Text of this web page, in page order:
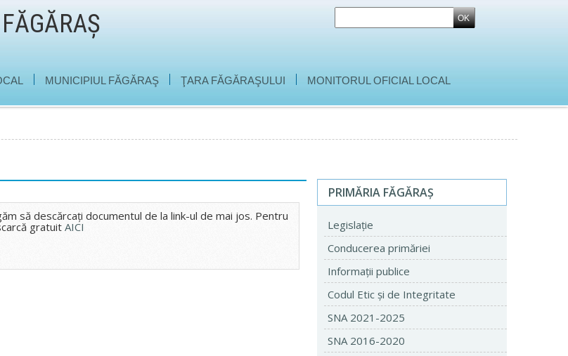
MUNICIPIUL FĂGĂRAŞ ŢARA FĂGĂRAŞULUI MONITORUL OFICIAL LOCAL
să descărcaţi documentul de la link-ul de mai jos. Pentru
gratuit AICI
PRIMĂRIA FĂGĂRAŞ
Legislaţie
Conducerea primăriei
Informaţii publice
Codul Etic şi de Integritate
SNA 2021-2025
SNA 2016-2020